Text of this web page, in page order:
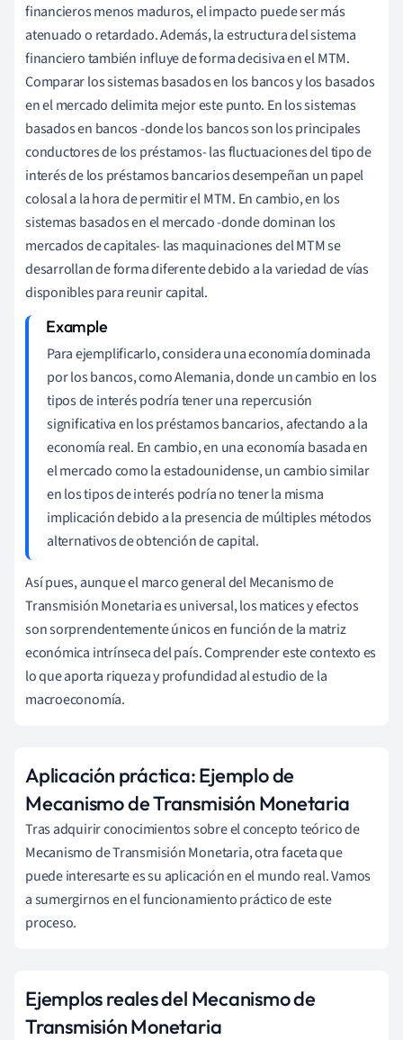
financieros menos maduros, el impacto puede ser más
atenuado o retardado. Además, la estructura del sistema
financiero también influye de forma decisiva en el MTM.
Comparar los sistemas basados en los bancos y los basados
en el mercado delimita mejor este punto. En los sistemas
basados en bancos -donde los bancos son los principales
conductores de los préstamos- las fluctuaciones del tipo de
interés de los préstamos bancarios desempeñan un papel
colosal a la hora de permitir el MTM. En cambio, en los
sistemas basados en el mercado -donde dominan los
mercados de capitales- las maquinaciones del MTM se
desarrollan de forma diferente debido a la variedad de vías
disponibles para reunir capital.
Para ejemplificarlo, considera una economía dominada
por los bancos, como Alemania, donde un cambio en los
tipos de interés podría tener una repercusión
significativa en los préstamos bancarios, afectando a la
economía real. En cambio, en una economía basada en
el mercado como la estadounidense, un cambio similar
en los tipos de interés podría no tener la misma
implicación debido a la presencia de múltiples métodos
alternativos de obtención de capital.
Así pues, aunque el marco general del Mecanismo de
Transmisión Monetaria es universal, los matices y efectos
son sorprendentemente únicos en función de la matriz
económica intrínseca del país. Comprender este contexto es
lo que aporta riqueza y profundidad al estudio de la
macroeconomía.
Aplicación práctica: Ejemplo de
Mecanismo de Transmisión Monetaria
Tras adquirir conocimientos sobre el concepto teórico de
Mecanismo de Transmisión Monetaria, otra faceta que
puede interesarte es su aplicación en el mundo real. Vamos
a sumergirnos en el funcionamiento práctico de este
proceso.
Ejemplos reales del Mecanismo de
Transmisión Monetaria